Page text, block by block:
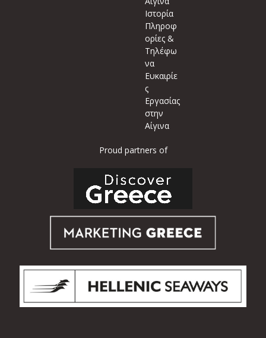
Ιστορία
Πληροφ
ορίες &
Τηλέφω
να
Ευκαιρίε
ς
Εργασίας
στην
Αίγινα
Proud partners of